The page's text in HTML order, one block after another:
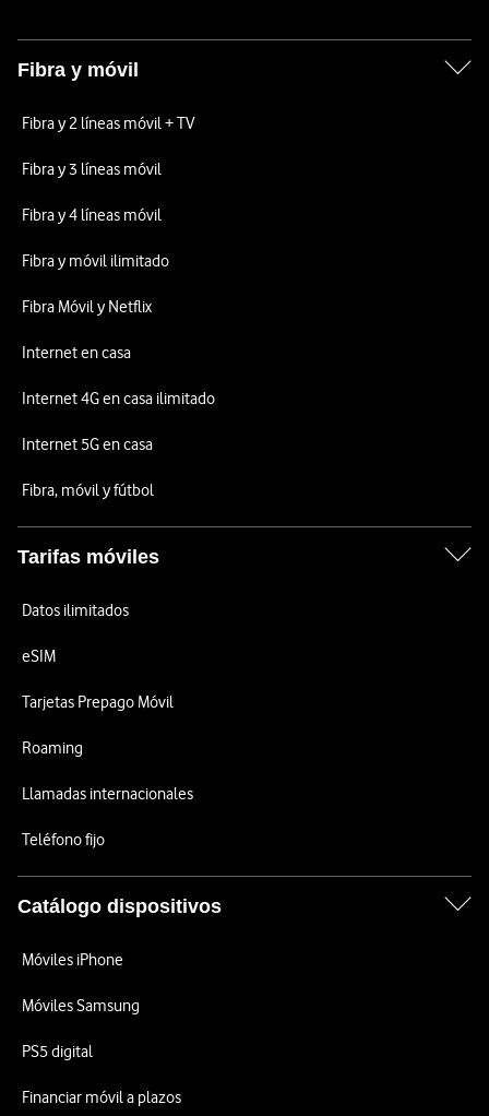
Fibra y móvil
Fibra y 2 líneas móvil + TV
Fibra y 3 líneas móvil
Fibra y 4 líneas móvil
Fibra y móvil ilimitado
Fibra Móvil y Netflix
Internet en casa
Internet 4G en casa ilimitado
Internet 5G en casa
Fibra, móvil y fútbol
Tarifas móviles
Datos ilimitados
eSIM
Tarjetas Prepago Móvil
Roaming
Llamadas internacionales
Teléfono fijo
Catálogo dispositivos
Móviles iPhone
Móviles Samsung
PS5 digital
Financiar móvil a plazos